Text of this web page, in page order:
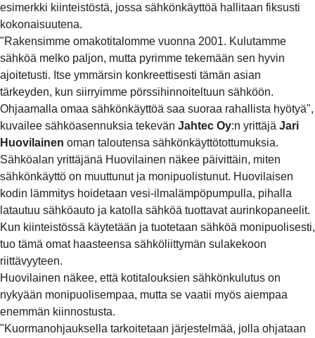
esimerkki kiinteistöstä, jossa sähkönkäyttöä hallitaan fiksusti
kokonaisuutena.
"Rakensimme omakotitalomme vuonna 2001. Kulutamme
sähköä melko paljon, mutta pyrimme tekemään sen hyvin
ajoitetusti. Itse ymmärsin konkreettisesti tämän asian
tärkeyden, kun siirryimme pörssihinnoiteltuun sähköön.
Ohjaamalla omaa sähkönkäyttöä saa suoraa rahallista hyötyä",
kuvailee sähköasennuksia tekevän Jahtec Oy:n yrittäjä Jari
Huovilainen oman taloutensa sähkönkäyttötottumuksia.
Sähköalan yrittäjänä Huovilainen näkee päivittäin, miten
sähkönkäyttö on muuttunut ja monipuolistunut. Huovilaisen
kodin lämmitys hoidetaan vesi-ilmalämpöpumpulla, pihalla
latautuu sähköauto ja katolla sähköä tuottavat aurinkopaneelit.
Kun kiinteistössä käytetään ja tuotetaan sähköä monipuolisesti,
tuo tämä omat haasteensa sähköliittymän sulakekoon
riittävyyteen.
Huovilainen näkee, että kotitalouksien sähkönkulutus on
nykyään monipuolisempaa, mutta se vaatii myös aiempaa
enemmän kiinnostusta.
"Kuormanohjauksella tarkoitetaan järjestelmää, jolla ohjataan